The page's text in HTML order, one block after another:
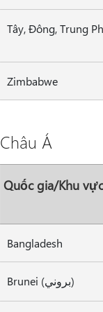
Tây, Đông, Trung
Zimbabwe
Châu Á
Quốc gia/Khu vực
Bangladesh
Brunei (بروني)